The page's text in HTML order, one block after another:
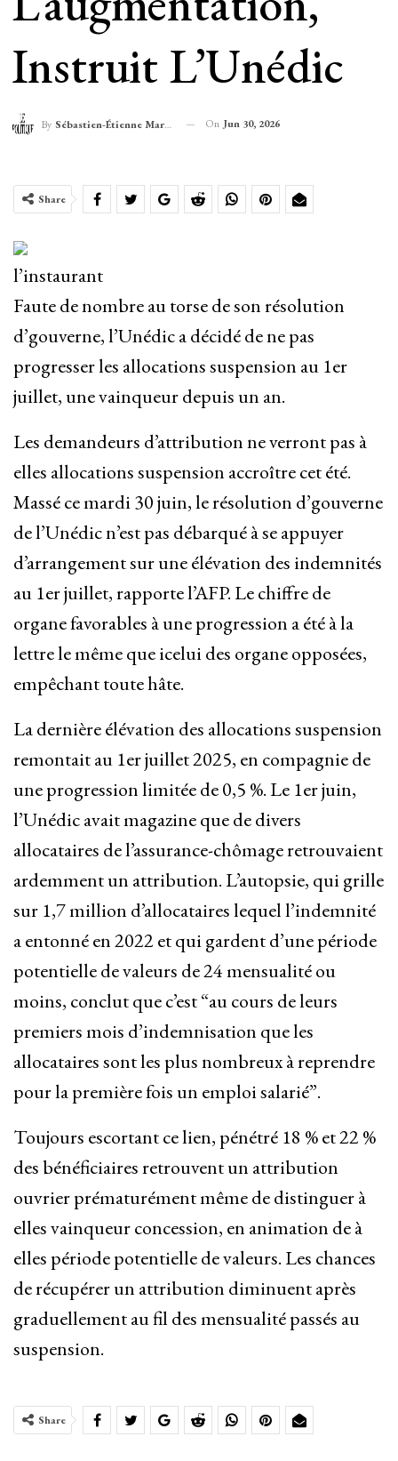
Instruit L’Unédic
By Sébastien-Étienne Marechal On Jun 30, 2026
Share
l’instaurant
Faute de nombre au torse de son résolution
d’gouverne, l’Unédic a décidé de ne pas
progresser les allocations suspension au 1er
juillet, une vainqueur depuis un an.
Les demandeurs d’attribution ne verront pas à
elles allocations suspension accroître cet été.
Massé ce mardi 30 juin, le résolution d’gouverne
de l’Unédic n’est pas débarqué à se appuyer
d’arrangement sur une élévation des indemnités
au 1er juillet, rapporte l’AFP. Le chiffre de
organe favorables à une progression a été à la
lettre le même que icelui des organe opposées,
empêchant toute hâte.
La dernière élévation des allocations suspension
remontait au 1er juillet 2025, en compagnie de
une progression limitée de 0,5 %. Le 1er juin,
l’Unédic avait magazine que de divers
allocataires de l’assurance-chômage retrouvaient
ardemment un attribution. L’autopsie, qui grille
sur 1,7 million d’allocataires lequel l’indemnité
a entonné en 2022 et qui gardent d’une période
potentielle de valeurs de 24 mensualité ou
moins, conclut que c’est “au cours de leurs
premiers mois d’indemnisation que les
allocataires sont les plus nombreux à reprendre
pour la première fois un emploi salarié”.
Toujours escortant ce lien, pénétré 18 % et 22 %
des bénéficiaires retrouvent un attribution
ouvrier prématurément même de distinguer à
elles vainqueur concession, en animation de à
elles période potentielle de valeurs. Les chances
de récupérer un attribution diminuent après
graduellement au fil des mensualité passés au
suspension.
Share